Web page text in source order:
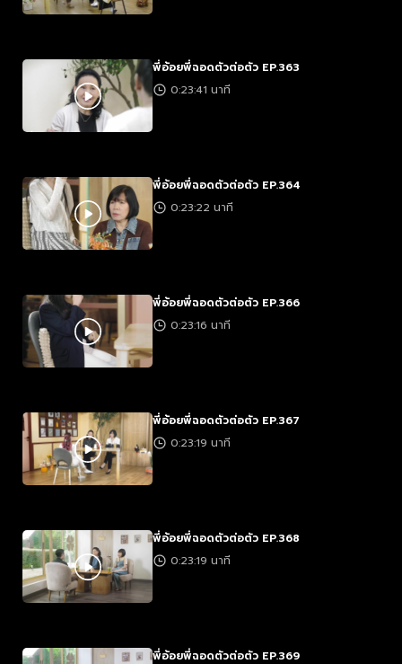
พี่อ้อยพี่ฉอดตัวต่อตัว EP.363
0:23:41 นาที
พี่อ้อยพี่ฉอดตัวต่อตัว EP.364
0:23:22 นาที
พี่อ้อยพี่ฉอดตัวต่อตัว EP.366
0:23:16 นาที
พี่อ้อยพี่ฉอดตัวต่อตัว EP.367
0:23:19 นาที
พี่อ้อยพี่ฉอดตัวต่อตัว EP.368
0:23:19 นาที
พี่อ้อยพี่ฉอดตัวต่อตัว EP.369